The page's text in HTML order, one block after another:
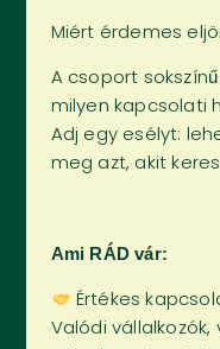
Miért érdemes
A csoport
milyen kapcsolati
Adj egy esélyt:
meg azt, akit
Ami RÁD vár:
Értékes
Valódi